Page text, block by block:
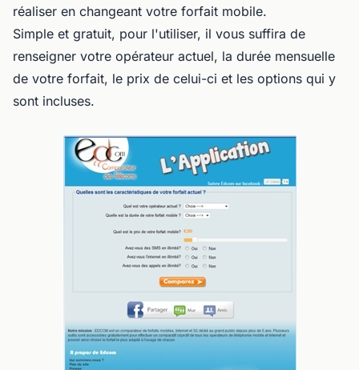
réaliser en changeant votre forfait mobile.
Simple et gratuit, pour l'utiliser, il vous suffira de
renseigner votre opérateur actuel, la durée mensuelle
de votre forfait, le prix de celui-ci et les options qui y
sont incluses.